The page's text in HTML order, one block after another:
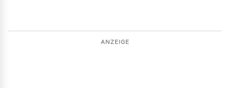
ANZEIGE